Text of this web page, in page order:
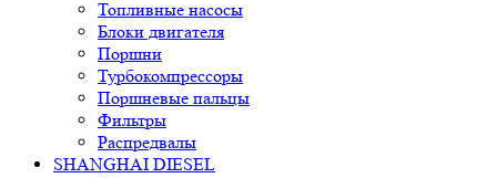
Топливные насосы
Блоки двигателя
Поршни
Турбокомпрессоры
Поршневые пальцы
Фильтры
Распредвалы
SHANGHAI DIESEL